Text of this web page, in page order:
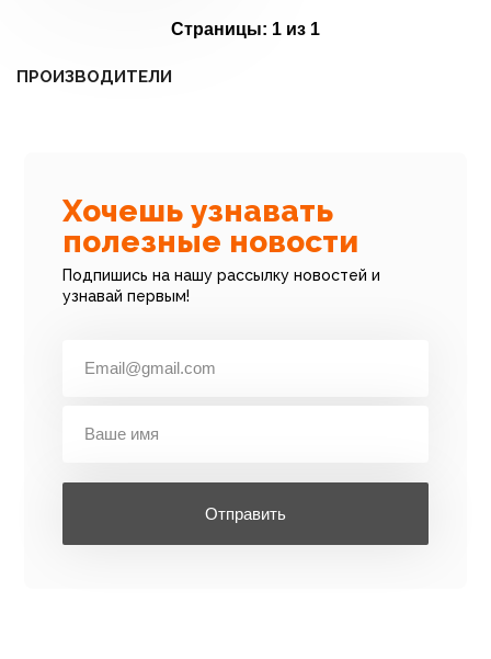
Страницы: 1 из 1
ПРОИЗВОДИТЕЛИ
Хочешь узнавать
полезные новости
Подпишись на нашу рассылку новостей и
узнавай первым!
Отправить